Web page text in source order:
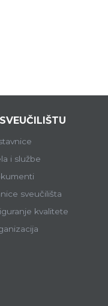
i službe
sveučilišta
kvalitete